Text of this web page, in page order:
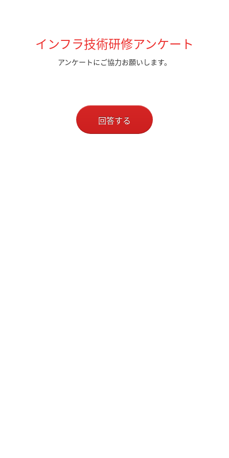
インフラ技術研修アンケート
アンケートにご協力お願いします。
回答する